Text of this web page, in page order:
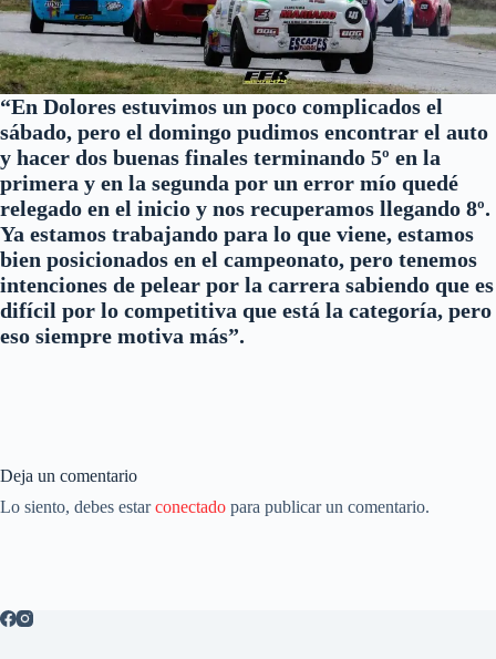
“En Dolores estuvimos un poco complicados el
sábado, pero el domingo pudimos encontrar el auto
y hacer dos buenas finales terminando 5º en la
primera y en la segunda por un error mío quedé
relegado en el inicio y nos recuperamos llegando 8º.
Ya estamos trabajando para lo que viene, estamos
bien posicionados en el campeonato, pero tenemos
intenciones de pelear por la carrera sabiendo que es
difícil por lo competitiva que está la categoría, pero
eso siempre motiva más”.
Deja un comentario
Lo siento, debes estarconectado para publicar un comentario.